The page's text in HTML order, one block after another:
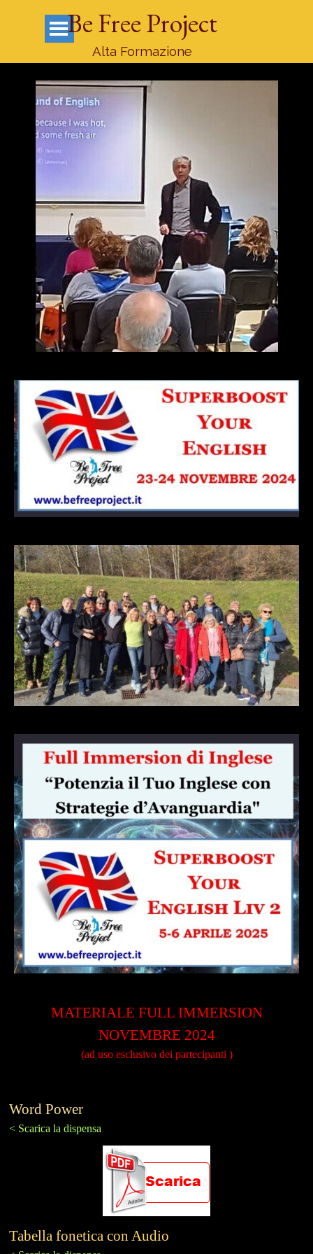
Salta menù
Alta Formazione
Be Free Project
MATERIALE FULL IMMERSION
NOVEMBRE 2024
(ad uso esclusivo dei partecipanti )
Word Power
< Scarica la dispensa
Tabella fonetica con Audio